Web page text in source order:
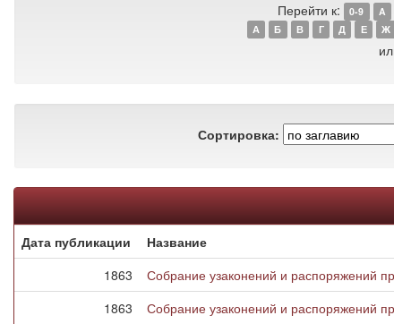
Перейти к: 0-9 A
А
Б В Г Д Е Ж
Сортировка:
Дата публикации
Название
1863
Собрание узаконений и распоряжений
1863
Собрание узаконений и распоряжений